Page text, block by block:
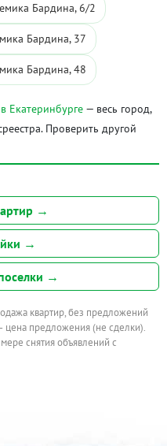
Бардина, 6/2
Бардина, 37
Бардина, 48
Екатеринбурге — весь город,
Проверить другой
→
→
→
квартир, без предложений
цена предложения (не сделки).
снятия объявлений с